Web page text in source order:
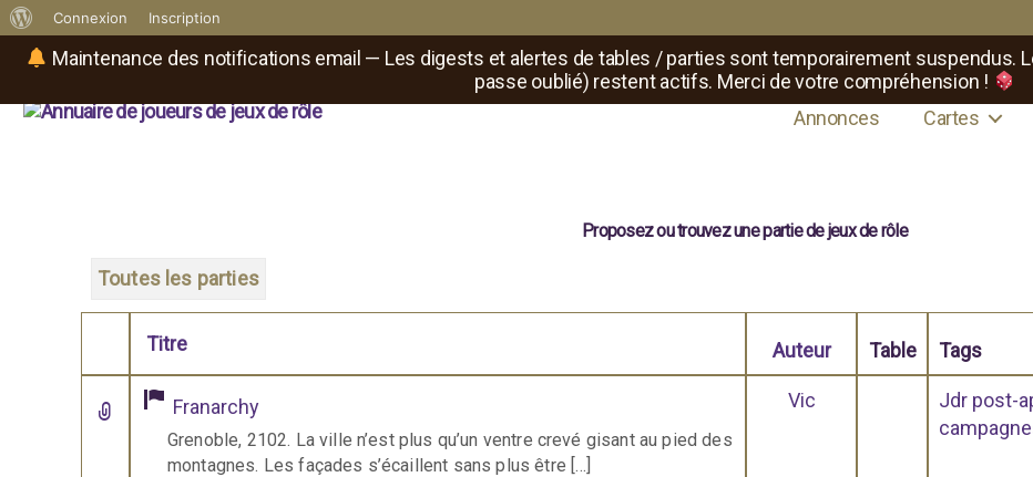
Maintenance des notifications email — Les digests et alertes de tables / parties sont temporairement suspendus.
passe oublié) restent actifs. Merci de votre compréhension !
propos
WordPress
Connexion Inscription
Annonces Cartes
Proposez ou trouvez une partie de jeux de rôle
Toutes les parties
Comporte des pièces jointes
Titre Auteur Table Tags
Franarchy
Grenoble, 2102. La ville n’est plus qu’un ventre crevé gisant au pied des
montagnes. Les façades s’écaillent sans plus être […]
Vic
Jdr post-